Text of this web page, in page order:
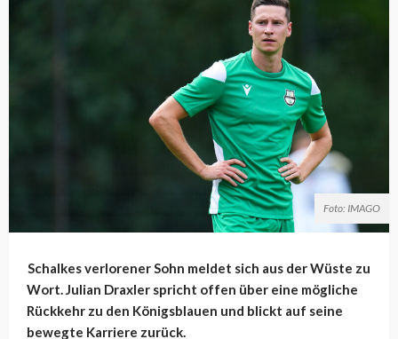
Foto: IMAGO
Schalkes verlorener Sohn meldet sich aus der Wüste zu
Wort. Julian Draxler spricht offen über eine mögliche
Rückkehr zu den Königsblauen und blickt auf seine
bewegte Karriere zurück.